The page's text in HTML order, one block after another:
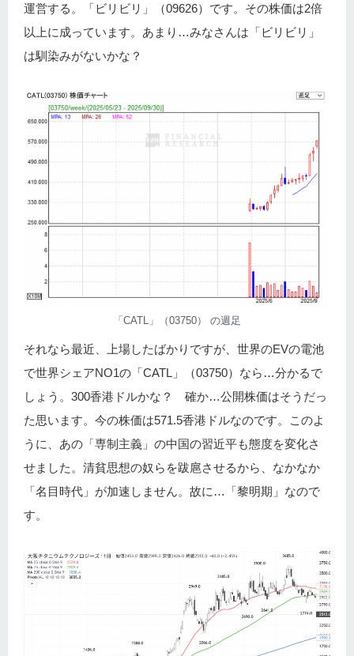
運営する。「ビリビリ」（09626）です。その株価は2倍
以上に成っています。あまり…みなさんは「ビリビリ」
は馴染みがないかな？
「CATL」（03750） の週足
それなら最近、上場したばかりですが、世界のEVの電池
で世界シェアNO1の「CATL」（03750）なら…分かるで
しょう。300香港ドルかな？ 確か…公開株価はそうだっ
た思います。今の株価は571.5香港ドルなのです。このよ
うに、あの「専制主義」の中国の習近平も態度を変化さ
せました。清貧思想の奴らを跋扈させるから、なかなか
「名目時代」が加速しません。故に…「黎明期」なので
す。